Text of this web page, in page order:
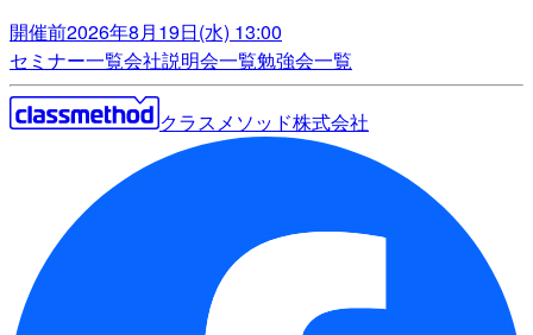
開催前2026年8月19日(水) 13:00
セミナー一覧会社説明会一覧勉強会一覧
クラスメソッド株式会社